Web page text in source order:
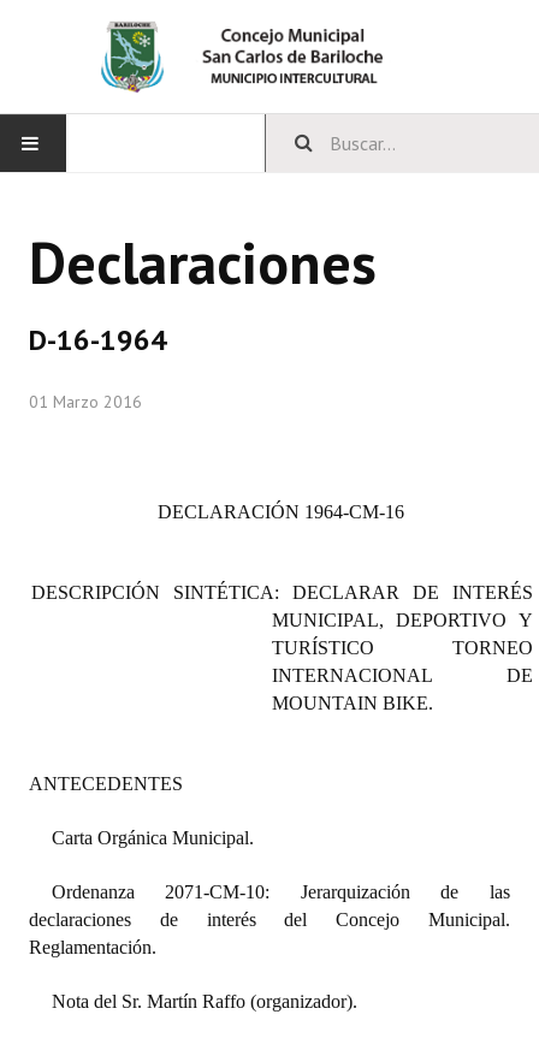
CONCEJO
Concejales Mandato Cumplido
Organigrama
Declaraciones
D-16-1964
01 Marzo 2016
DECLARACIÓN 1964-CM-16
DESCRIPCIÓN SINTÉTICA: DECLARAR DE INTERÉS
MUNICIPAL, DEPORTIVO Y
TURÍSTICO TORNEO
INTERNACIONAL DE
MOUNTAIN BIKE.
ANTECEDENTES
Carta Orgánica Municipal.
Ordenanza 2071-CM-10: Jerarquización de las
declaraciones de interés del Concejo Municipal.
Reglamentación.
Nota del Sr. Martín Raffo (organizador).